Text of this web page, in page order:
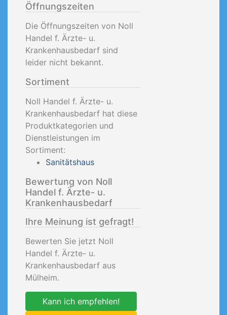
Öffnungszeiten
Die Öffnungszeiten von Noll
Handel f. Ärzte- u.
Krankenhausbedarf sind
leider nicht bekannt.
Sortiment
Noll Handel f. Ärzte- u.
Krankenhausbedarf hat diese
Produktkategorien und
Dienstleistungen im
Sortiment:
Sanitätshaus
Bewertung von Noll
Handel f. Ärzte- u.
Krankenhausbedarf
Ihre Meinung ist gefragt!
Bewerten Sie jetzt Noll
Handel f. Ärzte- u.
Krankenhausbedarf aus
Mülheim.
Kann ich empfehlen!